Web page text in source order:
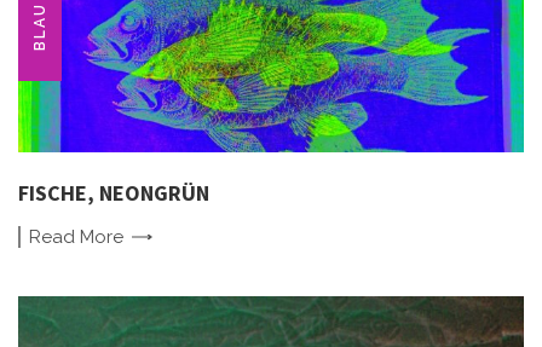
BLAU
FISCHE, NEONGRÜN
Read More